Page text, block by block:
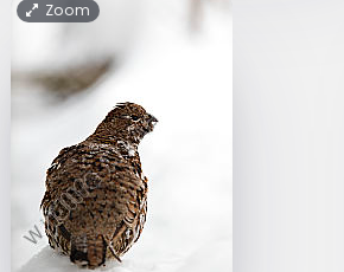
Zoom